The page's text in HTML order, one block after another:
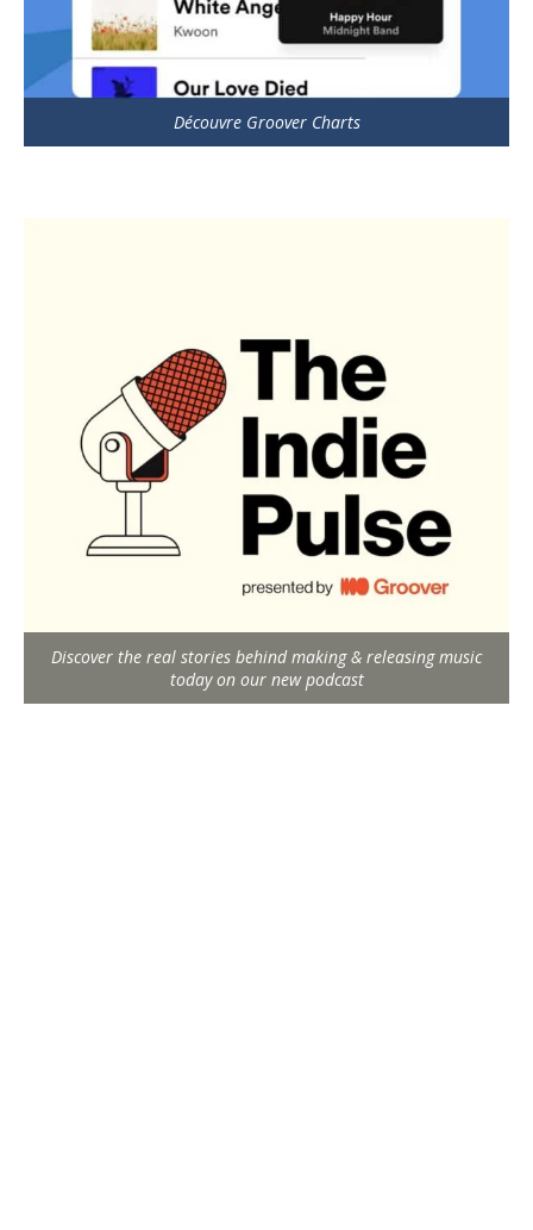
Découvre Groover Charts
Discover the real stories behind making & releasing music
today on our new podcast